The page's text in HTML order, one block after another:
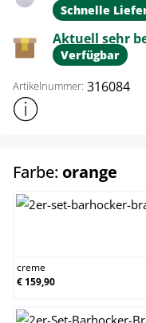
Schnelle
Aktuell sehr
Verfügbar
Artikelnummer: 316084
Weitere
Farbe: orange
creme
€ 159,90